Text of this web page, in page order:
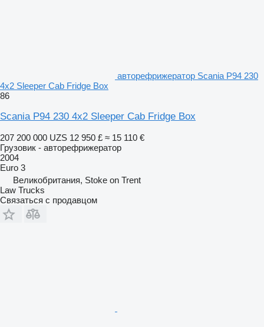
авторефрижератор Scania P94 230
4x2 Sleeper Cab Fridge Box
86
Scania P94 230 4x2 Sleeper Cab Fridge Box
207 200 000 UZS 12 950 £ ≈ 15 110 €
Грузовик - авторефрижератор
2004
Euro 3
Великобритания, Stoke on Trent
Law Trucks
Связаться с продавцом